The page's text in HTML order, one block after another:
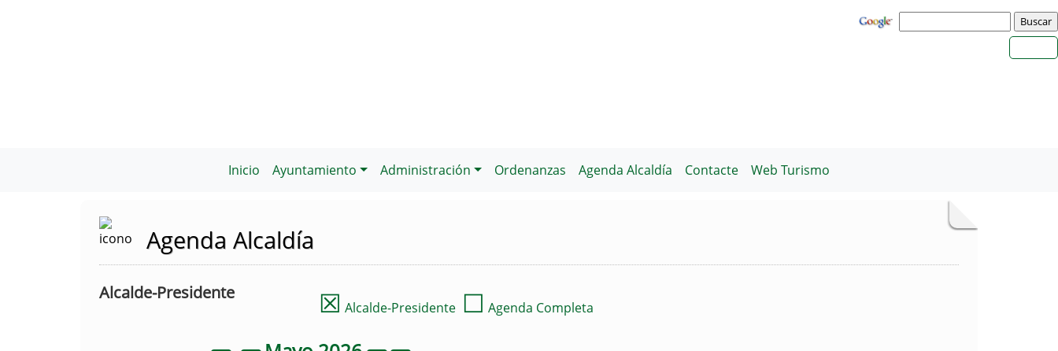
Inicio Ayuntamiento Administración Ordenanzas Agenda Alcaldía Contacte Web Turismo
Agenda Alcaldía
Alcalde-Presidente ☒ Alcalde-Presidente ☐ Agenda Completa